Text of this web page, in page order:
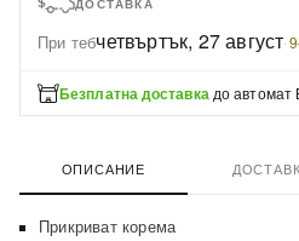
При тебчетвъртък, 27 август·
Безплатна доставка до автомат
ОПИСАНИЕ
Прикриват корема